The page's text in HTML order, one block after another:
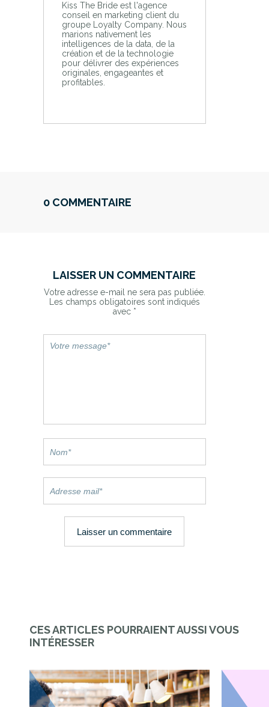
Kiss The Bride est l'agence
conseil en marketing client du
groupe Loyalty Company. Nous
marions nativement les
intelligences de la data, de la
création et de la technologie
pour délivrer des expériences
originales, engageantes et
profitables.
0 COMMENTAIRE
LAISSER UN COMMENTAIRE
Votre adresse e-mail ne sera pas publiée.
Les champs obligatoires sont indiqués
avec *
CES ARTICLES POURRAIENT AUSSI VOUS
INTÉRESSER